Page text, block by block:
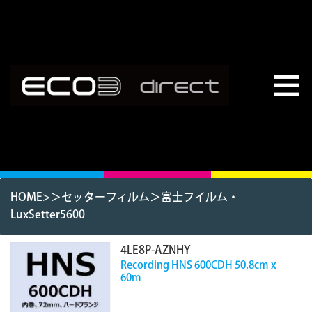
HOME>＞セッターフィルム＞富士フイルム・
LuxSetter5600
4LE8P-AZNHY
Recording HNS 600CDH 50.8cm x
60m